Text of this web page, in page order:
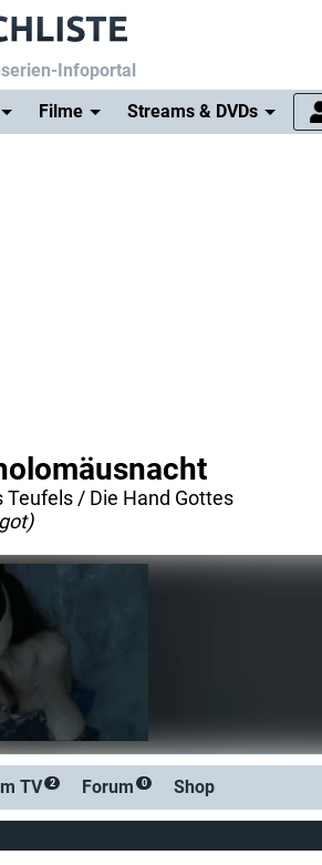
Infoportal
Filme Streams & DVDs
Teufels / Die Hand Gottes
TV 2 Forum 0 Shop